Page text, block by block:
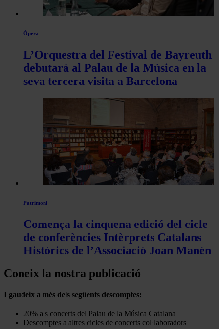
Òpera
L’Orquestra del Festival de Bayreuth
debutarà al Palau de la Música en la
seva tercera visita a Barcelona
Patrimoni
Comença la cinquena edició del cicle
de conferències Intèrprets Catalans
Històrics de l’Associació Joan Manén
Coneix la nostra publicació
I gaudeix a més dels següents descomptes:
20% als concerts del Palau de la Música Catalana
Descomptes a altres cicles de concerts col·laboradors